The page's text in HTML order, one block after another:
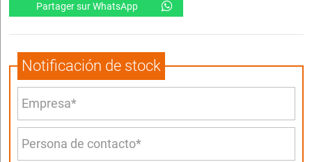
Partager sur WhatsApp
Notificación de stock